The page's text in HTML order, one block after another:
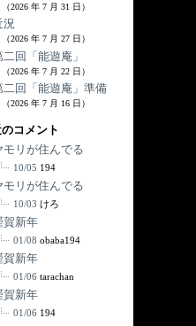
（2026 年 7 月 31 日）
況
（2026 年 7 月 27 日）
二回「能遊庵」
（2026 年 7 月 22 日）
二回「能遊庵」準備
（2026 年 7 月 16 日）
コメント
モリが住んでる
10/05 194
モリが住んでる
10/03 けろ
賀新年
01/08 obaba194
賀新年
01/06 tarachan
賀新年
01/06 194